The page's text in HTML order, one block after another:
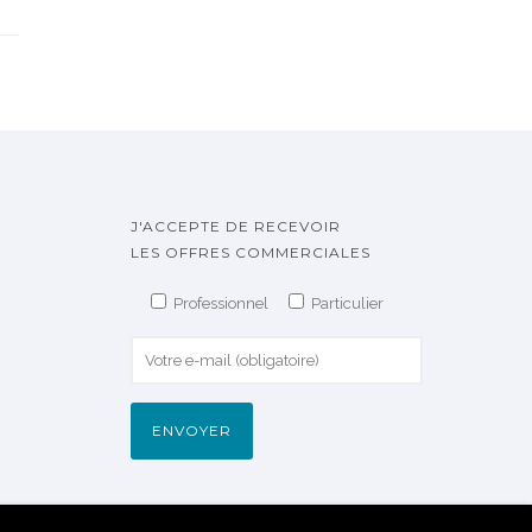
J'ACCEPTE DE RECEVOIR
LES OFFRES COMMERCIALES
Professionnel Particulier